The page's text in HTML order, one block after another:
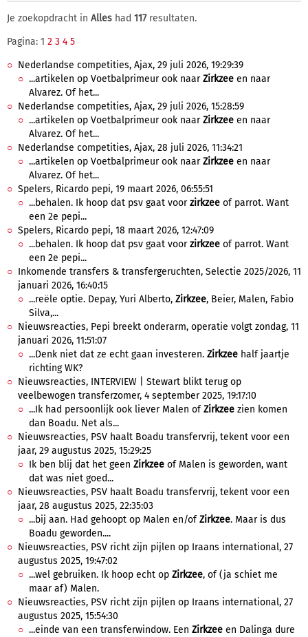
Je zoekopdracht in Alles had 117resultaten.
Pagina: 1 2 3 4 5
Nederlandse competities, Ajax, 29 juli 2026, 19:29:39
...artikelen op Voetbalprimeur ook naarZirkzee en naar
Alvarez. Of het...
Nederlandse competities, Ajax, 29 juli 2026, 15:28:59
...artikelen op Voetbalprimeur ook naarZirkzee en naar
Alvarez. Of het...
Nederlandse competities, Ajax, 28 juli 2026, 11:34:21
...artikelen op Voetbalprimeur ook naarZirkzee en naar
Alvarez. Of het...
Spelers, Ricardo pepi, 19 maart 2026, 06:55:51
...behalen. Ik hoop dat psv gaat voorzirkzee of parrot. Want
een 2e pepi...
Spelers, Ricardo pepi, 18 maart 2026, 12:47:09
...behalen. Ik hoop dat psv gaat voorzirkzee of parrot. Want
een 2e pepi...
Inkomende transfers & transfergeruchten, Selectie 2025/2026, 11
januari 2026, 16:40:15
...reële optie. Depay, Yuri Alberto, Zirkzee, Beier, Malen, Fabio
Silva,...
Nieuwsreacties, Pepi breekt onderarm, operatie volgt zondag, 11
januari 2026, 11:51:07
...Denk niet dat ze echt gaan investeren. Zirkzee half jaartje
richting WK?
Nieuwsreacties, INTERVIEW | Stewart blikt terug op
veelbewogen transferzomer, 4 september 2025, 19:17:10
...Ik had persoonlijk ook liever Malen ofZirkzee zien komen
dan Boadu. Net als...
Nieuwsreacties, PSV haalt Boadu transfervrij, tekent voor een
jaar, 29 augustus 2025, 15:29:25
Ik ben blij dat het geen Zirkzee of Malen is geworden, want
dat was niet goed...
Nieuwsreacties, PSV haalt Boadu transfervrij, tekent voor een
jaar, 28 augustus 2025, 22:35:03
...bij aan. Had gehoopt op Malen en/ofZirkzee. Maar is dus
Boadu geworden....
Nieuwsreacties, PSV richt zijn pijlen op Iraans international, 27
augustus 2025, 19:47:02
...wel gebruiken. Ik hoop echt op Zirkzee, of (ja schiet me
maar af) Malen.
Nieuwsreacties, PSV richt zijn pijlen op Iraans international, 27
augustus 2025, 15:54:30
...einde van een transferwindow. Een Zirkzee en Dalinga dure